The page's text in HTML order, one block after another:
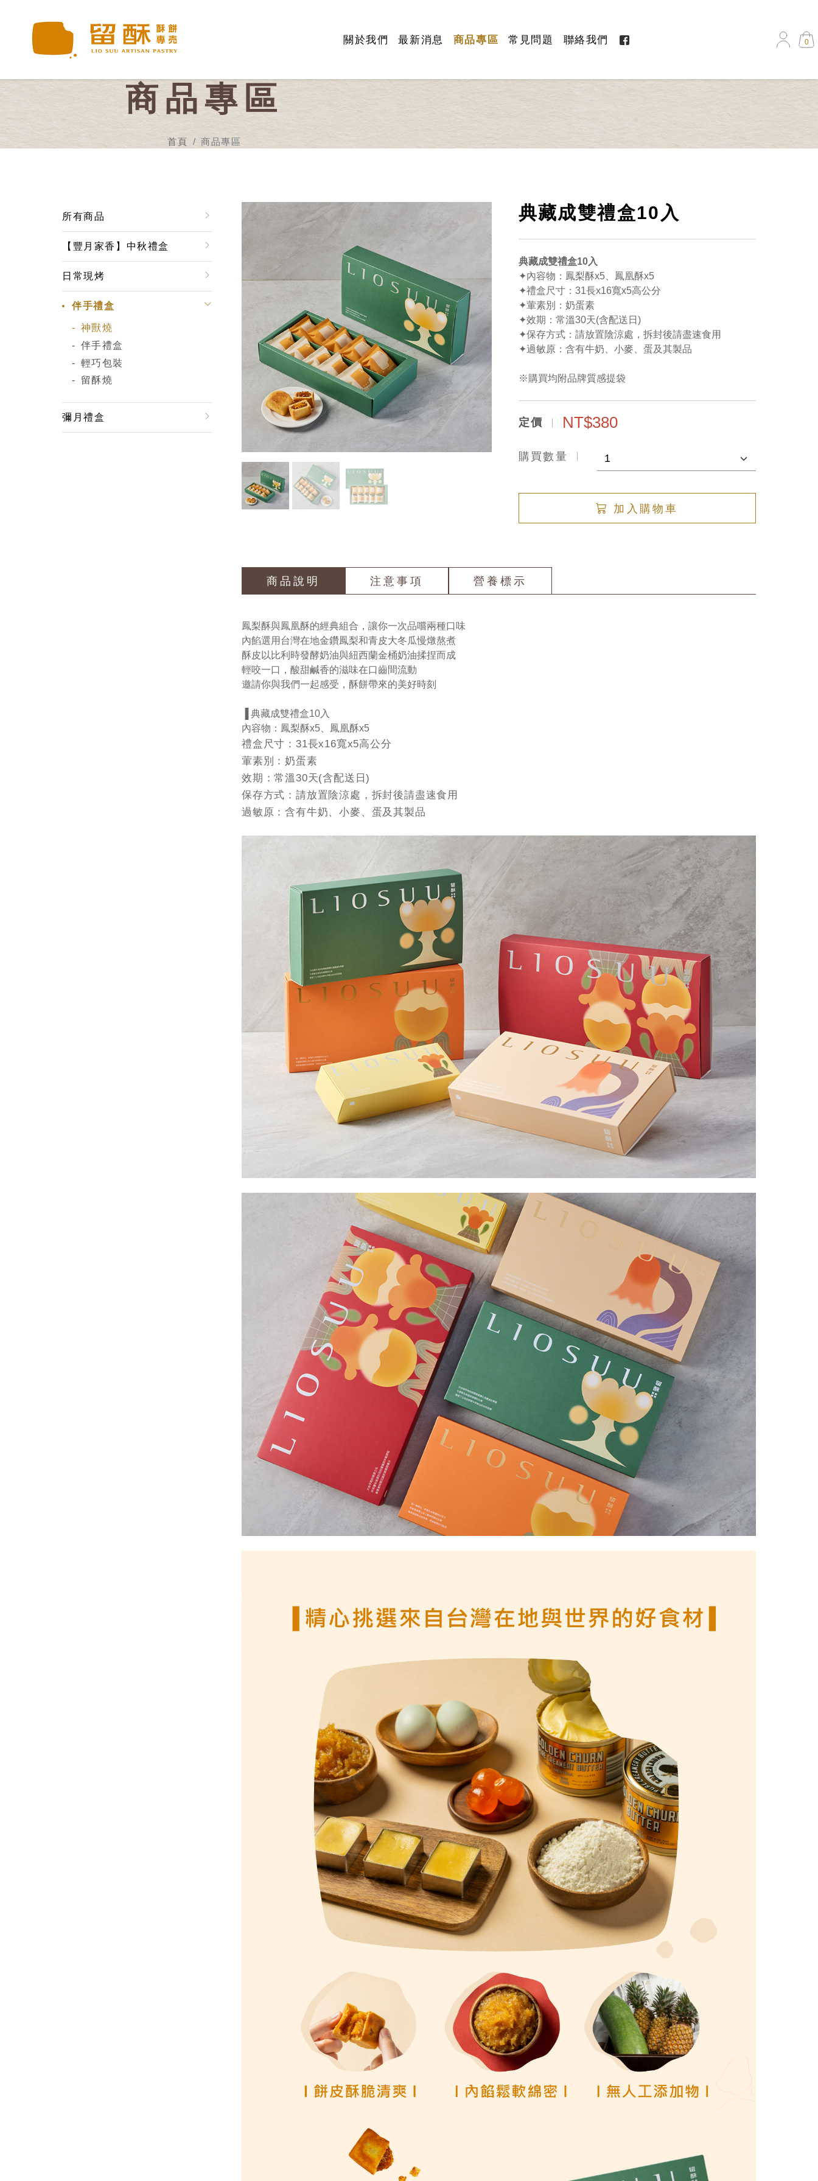
關於我們 最新消息 商品專區 常見問題 聯絡我們 0
商品專區
首頁 商品專區
所有商品
【豐月家香】中秋禮盒
日常現烤
伴手禮盒
神獸燒
伴手禮盒
輕巧包裝
留酥燒
彌月禮盒
典藏成雙禮盒10入
典藏成雙禮盒10入
✦內容物：鳳梨酥x5、鳳凰酥x5
✦禮盒尺寸：31長x16寬x5高公分
✦葷素別：奶蛋素
✦效期：常溫30天(含配送日)
✦保存方式：請放置陰涼處，拆封後請盡速食用
✦過敏原：含有牛奶、小麥、蛋及其製品
※購買均附品牌質感提袋
定價 NT$380
購買數量
加入購物車
商品說明 注意事項 營養標示
鳳梨酥與鳳凰酥的經典組合，讓你一次品嚐兩種口味
內餡選用台灣在地金鑽鳳梨和青皮大冬瓜慢燉熬煮
酥皮以比利時發酵奶油與紐西蘭金桶奶油揉捏而成
輕咬一口，酸甜鹹香的滋味在口齒間流動
邀請你與我們一起感受，酥餅帶來的美好時刻
▐ 典藏成雙禮盒10入
內容物：鳳梨酥x5、鳳凰酥x5
禮盒尺寸：31長x16寬x5高公分
葷素別：奶蛋素
效期：常溫30天(含配送日)
保存方式：請放置陰涼處，拆封後請盡速食用
過敏原：含有牛奶、小麥、蛋及其製品